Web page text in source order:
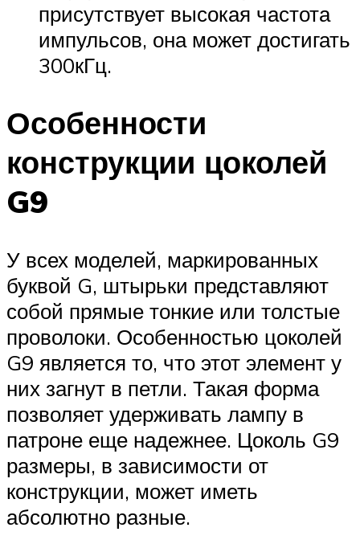
присутствует высокая частота
импульсов, она может достигать
300кГц.
Особенности
конструкции цоколей
G9
У всех моделей, маркированных
буквой G, штырьки представляют
собой прямые тонкие или толстые
проволоки. Особенностью цоколей
G9 является то, что этот элемент у
них загнут в петли. Такая форма
позволяет удерживать лампу в
патроне еще надежнее. Цоколь G9
размеры, в зависимости от
конструкции, может иметь
абсолютно разные.